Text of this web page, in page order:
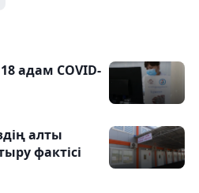
18 адам COVID-
алты
фактісі